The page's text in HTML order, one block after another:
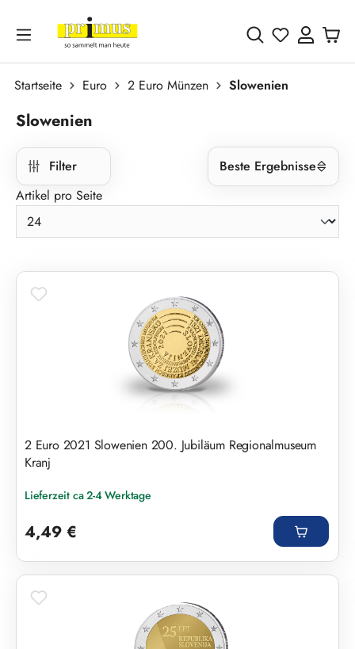
Zum Hauptinhalt springen
Du hast 0
Startseite Euro 2 Euro Münzen Slowenien
Slowenien
Filter
Beste Ergebnisse
Artikel pro Seite
2 Euro 2021 Slowenien 200. Jubiläum Regionalmuseum
Kranj
Lieferzeit ca 2-4 Werktage
4,49 €